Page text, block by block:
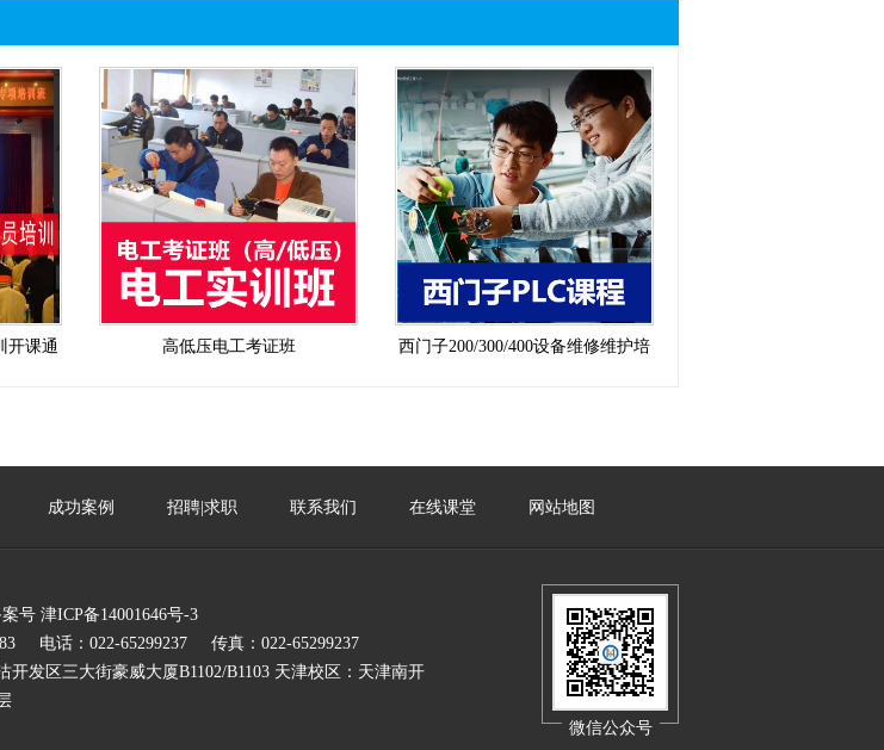
开课通
高低压电工考证班
西门子200/300/400设备维修维护培
成功案例 招聘|求职 联系我们 在线课堂 网站地图
号 津ICP备14001646号-3
电话：022-65299237
传真：022-65299237
开发区三大街豪威大厦B1102/B1103 天津校区：天津南开
微信公众号